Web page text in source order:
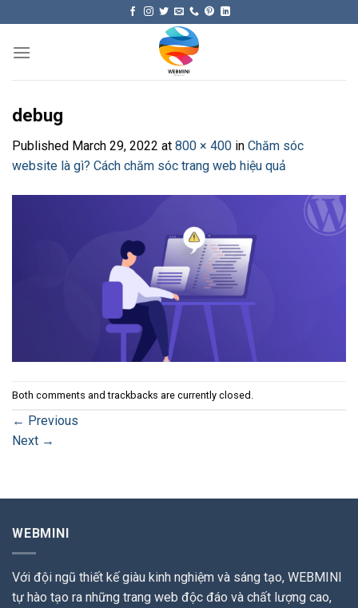
content
debug
Published March 29, 2022 at 800 × 400 in Chăm sóc
website là gì? Cách chăm sóc trang web hiệu quả
Both comments and trackbacks are currently closed.
← Previous
Next →
WEBMINI
Với đội ngũ thiết kế giàu kinh nghiệm và sáng tạo, WEBMINI
tự hào tạo ra những trang web độc đáo và chất lượng cao,